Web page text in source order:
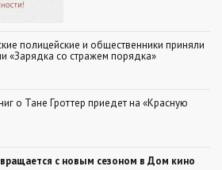
полицейские и общественники приняли
«Зарядка со стражем порядка»
о Тане Гроттер приедет на «Красную
с новым сезоном в Дом кино